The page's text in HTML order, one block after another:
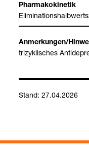
Phar­ma­ko­ki­ne­tik
Anmer­kun­gen/
tri­zy­kli­sches
Stand: 27.04.2026